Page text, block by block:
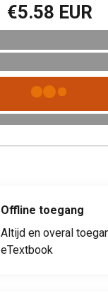
€5.58 EUR
Offline toegang
Altijd en overal
eTextbook